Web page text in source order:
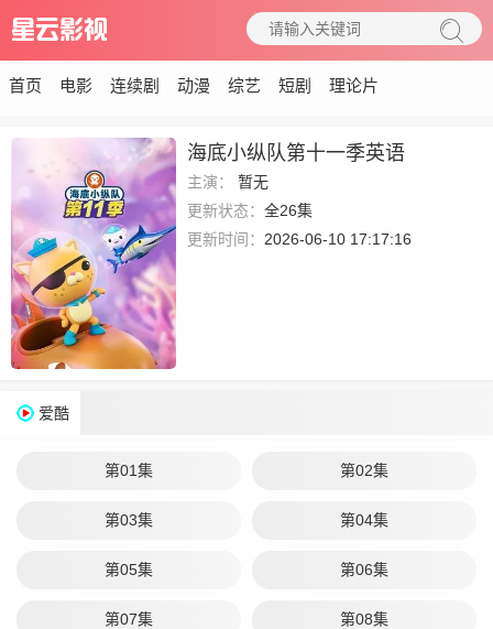
首页 电影 连续剧 动漫 综艺 短剧 理论片
海底小纵队第十一季英语
主演：
暂无
更新状态： 全26集
更新时间： 2026-06-10 17:17:16
爱酷
第01集 第02集
第03集 第04集
第05集 第06集
第07集 第08集